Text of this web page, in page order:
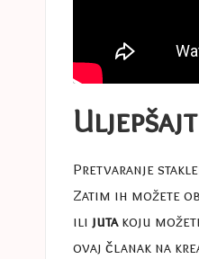
Pretvaranje
Zatim ih možete
ili jutakoju
ovaj članak na